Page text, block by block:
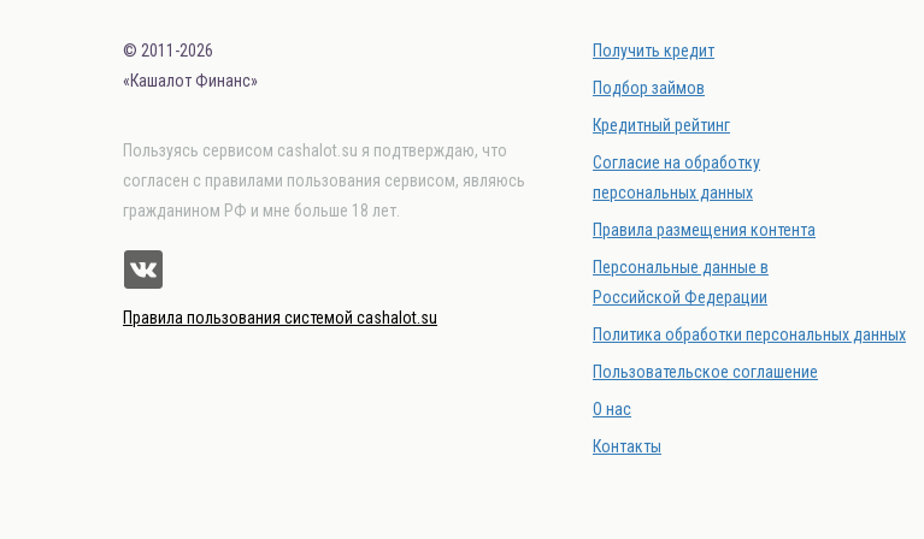
© 2011-2026
«Кашалот Финанс»
Пользуясь сервисом cashalot.su я подтверждаю, что
согласен с правилами пользования сервисом, являюсь
гражданином РФ и мне больше 18 лет.
Правила пользования системой cashalot.su
Получить кредит
Подбор займов
Кредитный рейтинг
Согласие на обработку
персональных данных
Правила размещения контента
Персональные данные в
Российской Федерации
Политика обработки персональных данных
Пользовательское соглашение
О нас
Контакты